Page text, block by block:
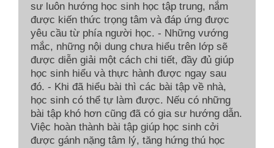
sư luôn hướng học sinh học tập trung, nắm
được kiến thức trọng tâm và đáp ứng được
yêu cầu từ phía người học. - Những vướng
mắc, những nội dung chưa hiểu trên lớp sẽ
được diễn giải một cách chi tiết, đầy đủ giúp
học sinh hiểu và thực hành được ngay sau
đó. - Khi đã hiểu bài thì các bài tập về nhà,
học sinh có thể tự làm được. Nếu có những
bài tập khó hơn cũng đã có gia sư hướng dẫn.
Việc hoàn thành bài tập giúp học sinh cởi
được gánh nặng tâm lý, tăng hứng thú học